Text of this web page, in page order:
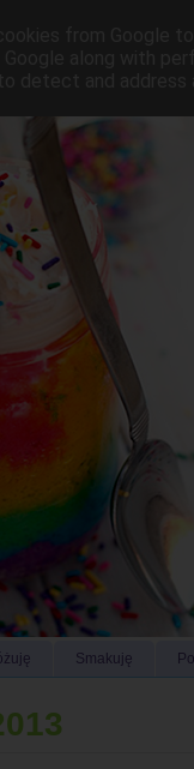
Smakuję